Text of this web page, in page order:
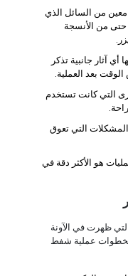
معين من السائل الذي
حتى من الأنسجة
أي آثار جانبية تذكر
بعد العملية.
التي كانت تستخدم
التي تعوق
هو الأكثر دقة في
ظهرت في الآونة
عملية شفط